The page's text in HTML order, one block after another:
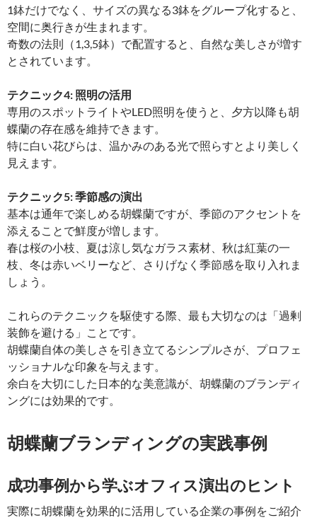
1鉢だけでなく、サイズの異なる3鉢をグループ化すると、
空間に奥行きが生まれます。
奇数の法則（1,3,5鉢）で配置すると、自然な美しさが増す
とされています。
テクニック4: 照明の活用
専用のスポットライトやLED照明を使うと、夕方以降も胡
蝶蘭の存在感を維持できます。
特に白い花びらは、温かみのある光で照らすとより美しく
見えます。
テクニック5: 季節感の演出
基本は通年で楽しめる胡蝶蘭ですが、季節のアクセントを
添えることで鮮度が増します。
春は桜の小枝、夏は涼し気なガラス素材、秋は紅葉の一
枝、冬は赤いベリーなど、さりげなく季節感を取り入れま
しょう。
これらのテクニックを駆使する際、最も大切なのは「過剰
装飾を避ける」ことです。
胡蝶蘭自体の美しさを引き立てるシンプルさが、プロフェ
ッショナルな印象を与えます。
余白を大切にした日本的な美意識が、胡蝶蘭のブランディ
ングには効果的です。
胡蝶蘭ブランディングの実践事例
成功事例から学ぶオフィス演出のヒント
実際に胡蝶蘭を効果的に活用している企業の事例をご紹介